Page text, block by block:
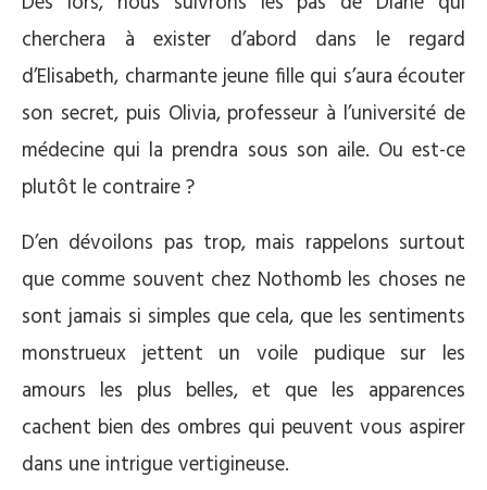
cherchera à exister d’abord dans le regard
d’Elisabeth, charmante jeune fille qui s’aura écouter
son secret, puis Olivia, professeur à l’université de
médecine qui la prendra sous son aile. Ou est-ce
plutôt le contraire ?
D’en dévoilons pas trop, mais rappelons surtout
que comme souvent chez Nothomb les choses ne
sont jamais si simples que cela, que les sentiments
monstrueux jettent un voile pudique sur les
amours les plus belles, et que les apparences
cachent bien des ombres qui peuvent vous aspirer
dans une intrigue vertigineuse.